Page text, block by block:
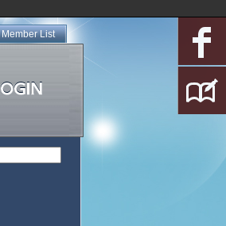
Member List